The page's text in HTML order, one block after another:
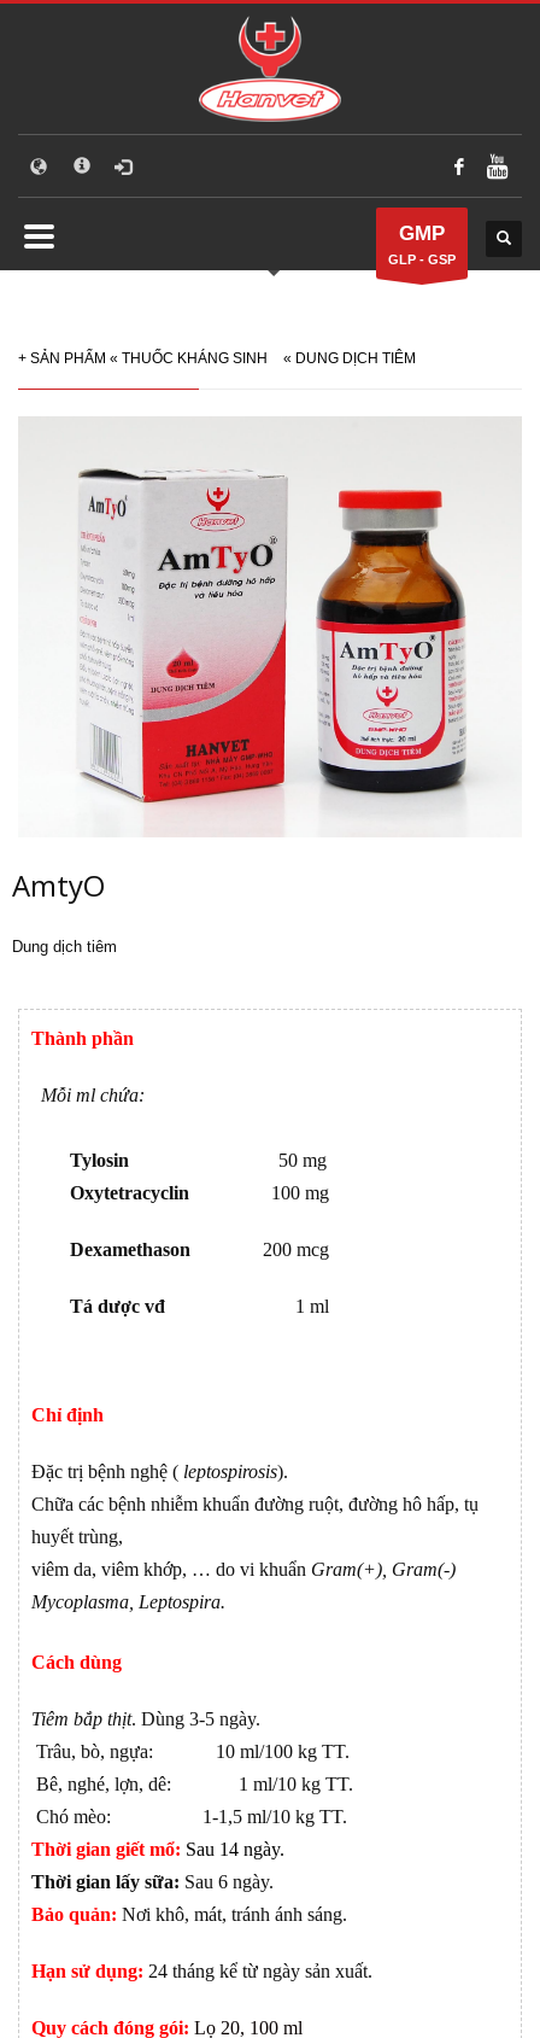
GMP
GLP - GSP
+ SẢN PHẨM « THUỐC KHÁNG SINH « DUNG DỊCH TIÊM
AmtyO
Dung dịch tiêm
Thành phần
Mỗi ml chứa:
Tylosin
50 mg
Oxytetracyclin 100 mg
Dexamethason 200 mcg
Tá dược vđ 1 ml
Chỉ định
Đặc trị bệnh nghệ ( leptospirosis).
Chữa các bệnh nhiễm khuẩn đường ruột, đường hô hấp, tụ
huyết trùng,
viêm da, viêm khớp, … do vi khuẩn Gram(+), Gram(-)
Mycoplasma, Leptospira.
Cách dùng
Tiêm bắp thịt. Dùng 3-5 ngày.
Trâu, bò, ngựa: 10 ml/100 kg TT.
Bê, nghé, lợn, dê: 1 ml/10 kg TT.
Chó mèo: 1-1,5 ml/10 kg TT.
Thời gian giết mổ: Sau 14 ngày.
Thời gian lấy sữa: Sau 6 ngày.
Bảo quản: Nơi khô, mát, tránh ánh sáng.
Hạn sử dụng: 24 tháng kể từ ngày sản xuất.
Quy cách đóng gói: Lọ 20, 100 ml